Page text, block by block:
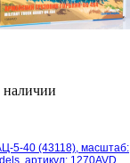
наличии
5-40 (43118), масштаб:
артикул: 1270AVD